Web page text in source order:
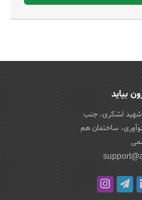
بیاید
شهید لشکری، جنب
ساختمان هم